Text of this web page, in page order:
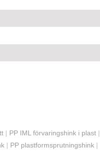
| PP IML förvaringshink i plast |
| PP plastformsprutningshink |